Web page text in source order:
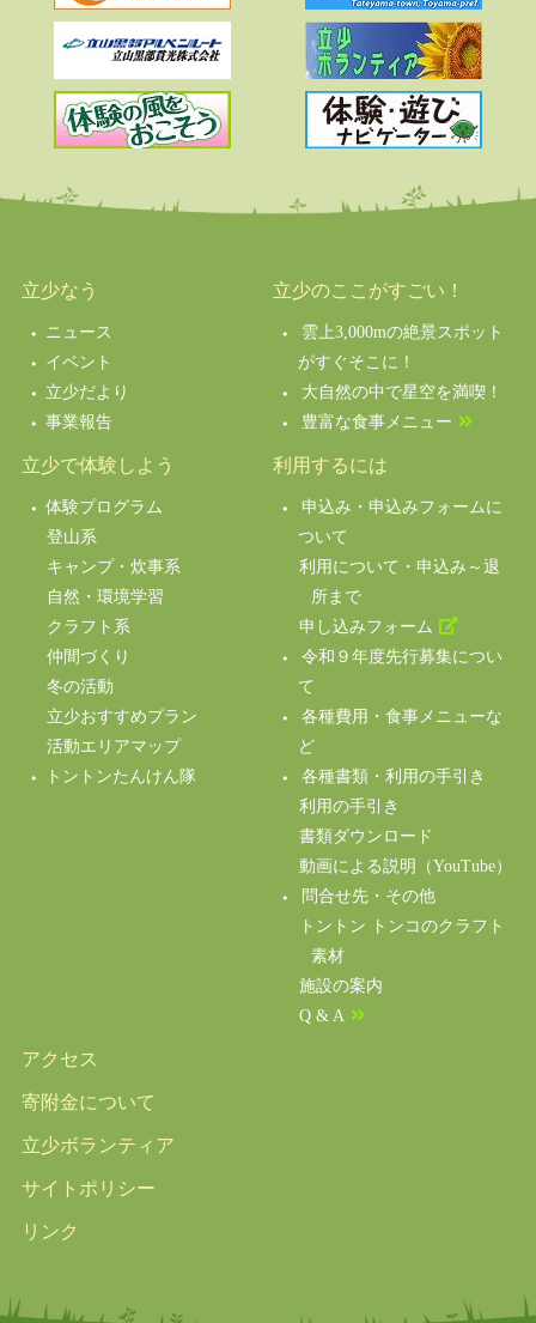
立少なう
ニュース
イベント
立少だより
事業報告
立少のここがすごい！
雲上3,000mの絶景スポット
がすぐそこに！
大自然の中で星空を満喫！
豊富な食事メニュー
立少で体験しよう
体験プログラム
登山系
キャンプ・炊事系
自然・環境学習
クラフト系
仲間づくり
冬の活動
立少おすすめプラン
活動エリアマップ
トントンたんけん隊
利用するには
申込み・申込みフォームに
ついて
利用について・申込み～退
所まで
申し込みフォーム
令和９年度先行募集につい
て
各種費用・食事メニューな
ど
各種書類・利用の手引き
利用の手引き
書類ダウンロード
動画による説明（YouTube）
問合せ先・その他
トントン トンコのクラフト
素材
施設の案内
Q & A
アクセス
寄附金について
立少ボランティア
サイトポリシー
リンク